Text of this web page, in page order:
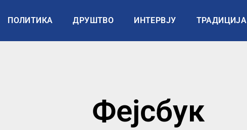
ПОЛИТИКА ДРУШТВО ИНТЕРВЈУ ТРАДИЦИЈА
Фејсбук